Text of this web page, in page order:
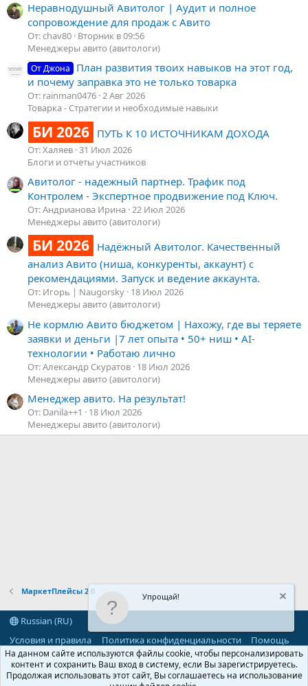
Неравнодушный Авитолог | Аудит и полное
сопровождение для продаж с Авито
От: chav80 Вторник в 09:56
Менеджеры авито (авитологи)
От Джона
План развития твоих навыков на этот год,
и почему заправка это не только товарка
От: rainman0476 2 Авг 2026
Товарка - Стратегии и необходимые навыки
БИ 2026 ПУТЬ К 10 ИСТОЧНИКАМ ДОХОДА
От: Халяев 31 Июл 2026
Блоги и отчеты участников
Авитолог - надежный партнер. Трафик под
Контролем - Экспертное продвижение под Ключ.
От: Андрианова Ирина 22 Июл 2026
Менеджеры авито (авитологи)
БИ 2026 Надёжный Авитолог. Качественный
анализ Авито (ниша, конкуренты, аккаунт) с
рекомендациями. Запуск и ведение аккаунта.
От: Игорь | Naugorsky 18 Июл 2026
Менеджеры авито (авитологи)
Не кормлю Авито бюджетом | Нахожу, где вы теряете
заявки и деньги |7 лет опыта • 50+ ниш • AI-
технологии • Работаю лично
От: Александр Скуратов 18 Июл 2026
Менеджеры авито (авитологи)
Менеджер авито. На результат!
От: Danila++1
18 Июл 2026
Менеджеры авито (авитологи)
МаркетПлейсы 2.0
Russian (RU)
Условия и правила
Политика конфиденциальности Помощь
R
S
Community platform by XenForo® © 2010-2026 XenForo Ltd.
Упрощай!
На данном сайте используются файлы cookie, чтобы персонализировать
контент и сохранить Ваш вход в систему, если Вы зарегистрируетесь.
Продолжая использовать этот сайт, Вы соглашаетесь на использование